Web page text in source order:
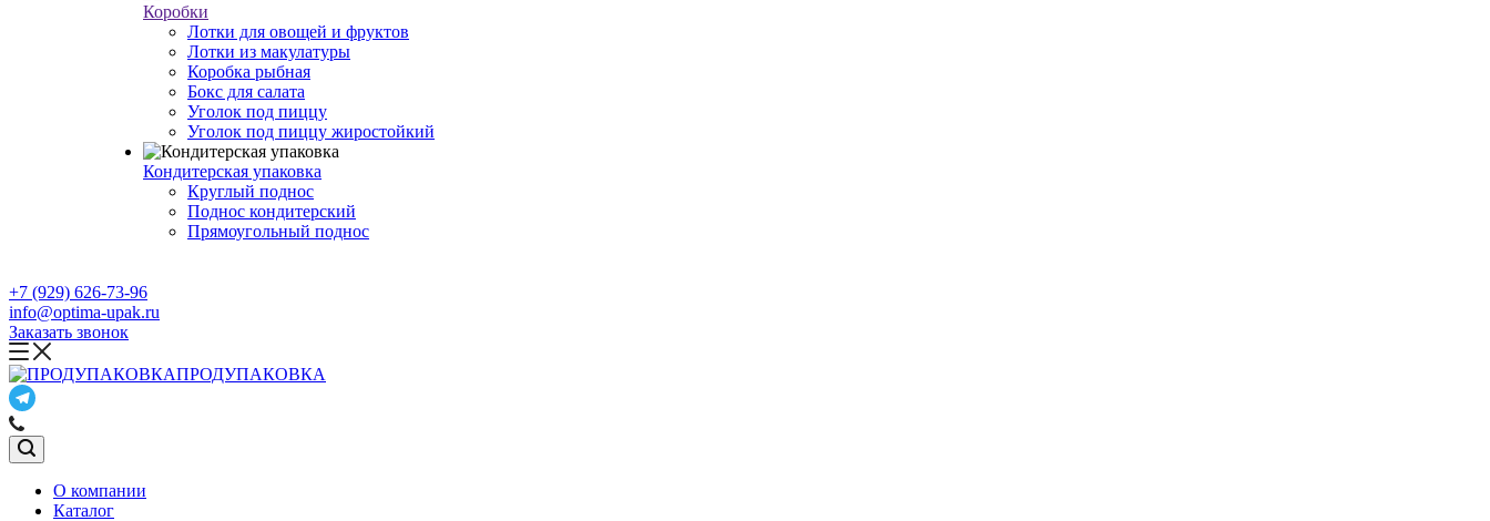
Коробки
Лотки для овощей и фруктов
Лотки из макулатуры
Коробка рыбная
Бокс для салата
Уголок под пиццу
Уголок под пиццу жиростойкий
Кондитерская упаковка
Круглый поднос
Поднос кондитерский
Прямоугольный поднос
+7 (929) 626-73-96
info@optima-upak.ru
Заказать звонок
ПРОДУПАКОВКА
О компании
Каталог